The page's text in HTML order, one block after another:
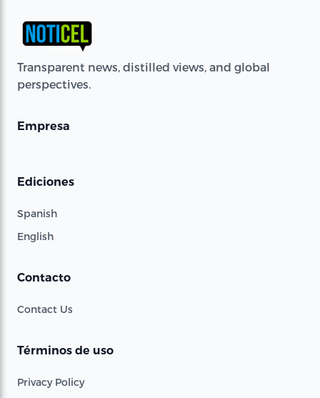
Transparent news, distilled views, and global
perspectives.
Empresa
Ediciones
Spanish
English
Contacto
Contact Us
Términos de uso
Privacy Policy